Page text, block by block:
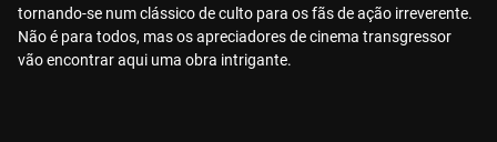
tornando-se num clássico de culto para os fãs de ação irreverente.
Não é para todos, mas os apreciadores de cinema transgressor
vão encontrar aqui uma obra intrigante.